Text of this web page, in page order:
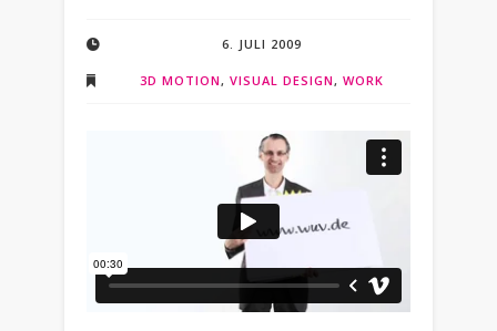
6. JULI 2009
3D MOTION , VISUAL DESIGN , WORK